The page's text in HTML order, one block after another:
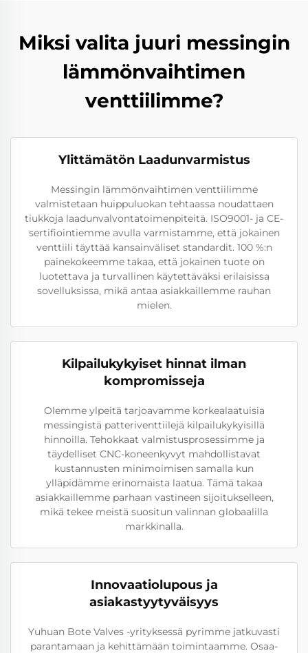
Miksi valita juuri messingin
lämmönvaihtimen
venttiilimme?
Ylittämätön Laadunvarmistus
Messingin lämmönvaihtimen venttiilimme
valmistetaan huippuluokan tehtaassa noudattaen
tiukkoja laadunvalvontatoimenpiteitä. ISO9001- ja CE-
sertifiointiemme avulla varmistamme, että jokainen
venttiili täyttää kansainväliset standardit. 100 %:n
painekokeemme takaa, että jokainen tuote on
luotettava ja turvallinen käytettäväksi erilaisissa
sovelluksissa, mikä antaa asiakkaillemme rauhan
mielen.
Kilpailukykyiset hinnat ilman
kompromisseja
Olemme ylpeitä tarjoavamme korkealaatuisia
messingistä patteriventtiilejä kilpailukykyisillä
hinnoilla. Tehokkaat valmistusprosessimme ja
täydelliset CNC-koneenkyvyt mahdollistavat
kustannusten minimoimisen samalla kun
ylläpidämme erinomaista laatua. Tämä takaa
asiakkaillemme parhaan vastineen sijoitukselleen,
mikä tekee meistä suositun valinnan globaalilla
markkinalla.
Innovaatiolupous ja
asiakastyytyväisyys
Yuhuan Bote Valves -yrityksessä pyrimme jatkuvasti
parantamaan ja kehittämään toimintaamme. Osaa-